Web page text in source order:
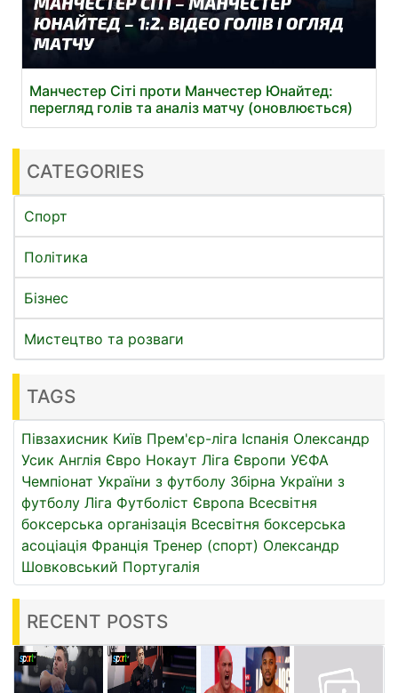
Манчестер Сіті проти Манчестер Юнайтед:
перегляд голів та аналіз матчу (оновлюється)
CATEGORIES
Спорт
Політика
Бізнес
Мистецтво та розваги
TAGS
Півзахисник Київ Прем'єр-ліга Іспанія Олександр
Усик Англія Євро Нокаут Ліга Європи УЄФА
Чемпіонат України з футболу Збірна України з
футболу Ліга Футболіст Європа Всесвітня
боксерська організація Всесвітня боксерська
асоціація Франція Тренер (спорт) Олександр
Шовковський Португалія
RECENT POSTS